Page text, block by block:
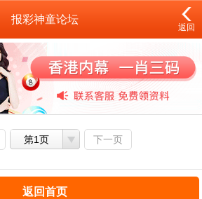
报彩神童论坛
返回
第1页 下一页
返回首页